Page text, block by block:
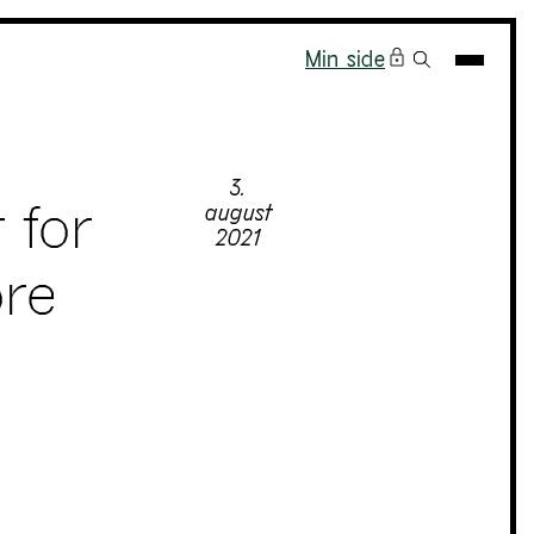
Min side
for
3.
august
2021